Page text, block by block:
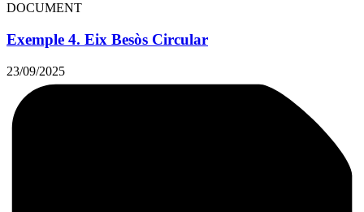
DOCUMENT
Exemple 4. Eix Besòs Circular
23/09/2025